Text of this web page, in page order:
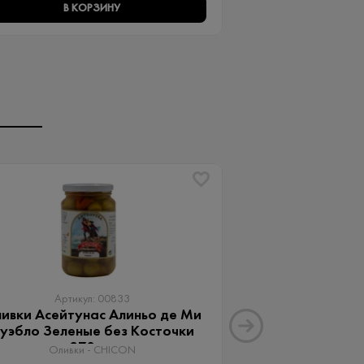
В КОРЗИНУ
Артикул: 00833
Асейтунас Алиньо де Ми
Зеленые без Косточки
370 мл
Оливки - CHICON